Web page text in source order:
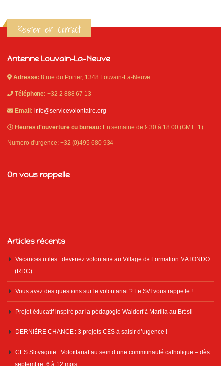
Rester en contact
Antenne Louvain-La-Neuve
Adresse: 8 rue du Poirier, 1348 Louvain-La-Neuve
Téléphone: +32 2 888 67 13
Email: info@servicevolontaire.org
Heures d'ouverture du bureau: En semaine de 9:30 à 18:00 (GMT+1)
Numero d'urgence: +32 (0)495 680 934
On vous rappelle
Articles récents
Vacances utiles : devenez volontaire au Village de Formation MATONDO
(RDC)
Vous avez des questions sur le volontariat ? Le SVI vous rappelle !
Projet éducatif inspiré par la pédagogie Waldorf à Marília au Brésil
DERNIÈRE CHANCE : 3 projets CES à saisir d’urgence !
CES Slovaquie : Volontariat au sein d’une communauté catholique – dès
septembre, 6 à 12 mois